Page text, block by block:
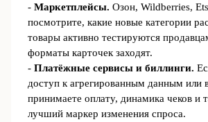
- Маркетплейсы. Озон, Wildberries,
посмотрите, какие новые категории
товары активно тестируются
форматы карточек заходят.
- Платёжные сервисы и биллинги.
доступ к агрегированным данным или
принимаете оплату, динамика чеков и
лучший маркер изменения спроса.